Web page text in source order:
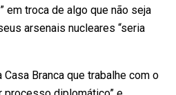
em troca de algo que não seja
arsenais nucleares “seria
Branca que trabalhe com o